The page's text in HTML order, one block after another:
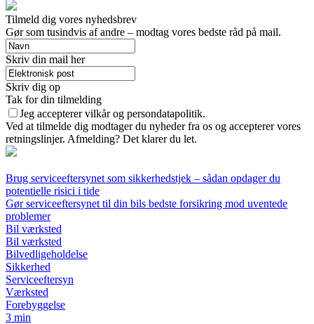
Tilmeld dig vores nyhedsbrev
Gør som tusindvis af andre – modtag vores bedste råd på mail.
Skriv din mail her
Skriv dig op
Tak for din tilmelding
Jeg accepterer vilkår og persondatapolitik.
Ved at tilmelde dig modtager du nyheder fra os og accepterer vores
retningslinjer. Afmelding? Det klarer du let.
Brug serviceeftersynet som sikkerhedstjek – sådan opdager du
potentielle risici i tide
Gør serviceeftersynet til din bils bedste forsikring mod uventede
problemer
Bil værksted
Bil værksted
Bilvedligeholdelse
Sikkerhed
Serviceeftersyn
Værksted
Forebyggelse
3 min